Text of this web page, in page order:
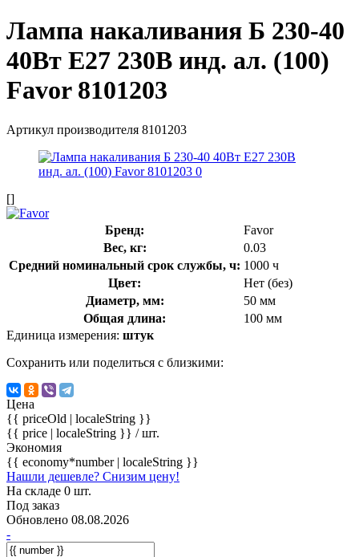
Лампа накаливания Б 230-40
40Вт E27 230В инд. ал. (100)
Favor 8101203
Артикул производителя 8101203
[]
Бренд:
Favor
Вес, кг:
0.03
Средний номинальный срок службы, ч: 1000 ч
Цвет:
Нет (без)
Диаметр, мм:
50 мм
Общая длина:
100 мм
Единица измерения: штук
Сохранить или поделиться с близкими:
Цена
{{ priceOld | localeString }}
{{ price | localeString }} / шт.
Экономия
{{ economy*number | localeString }}
Нашли дешевле? Снизим цену!
На складе 0 шт.
Под заказ
Обновлено 08.08.2026
-